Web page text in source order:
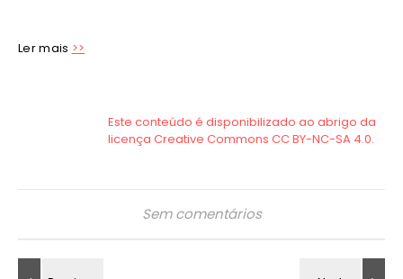
Ler mais >>
Sem comentários